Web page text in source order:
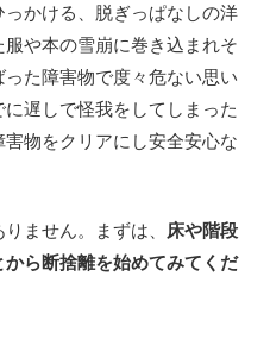
かける、脱ぎっぱなしの洋
や本の雪崩に巻き込まれそ
た障害物で度々危ない思い
遅しで怪我をしてしまった
物をクリアにし安全安心な
ません。まずは、
床や階段
ら断捨離を始めてみてくだ